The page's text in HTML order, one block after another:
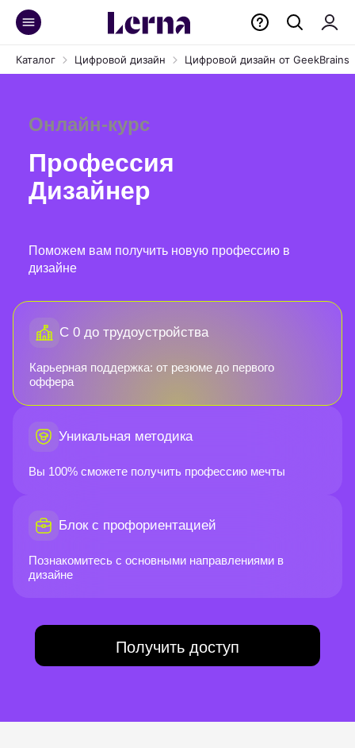
Каталог Цифровой дизайн Цифровой дизайн от GeekBrains
Онлайн-курс
Профессия
Дизайнер
Поможем вам получить новую профессию в
дизайне
С 0 до трудоустройства
Карьерная поддержка: от резюме до первого
оффера
Уникальная методика
Вы 100% сможете получить профессию мечты
Блок с профориентацией
Познакомитесь с основными направлениями в
дизайне
Получить доступ